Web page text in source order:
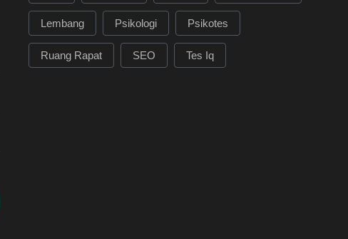
Lembang Psikologi Psikotes
Ruang Rapat SEO Tes Iq